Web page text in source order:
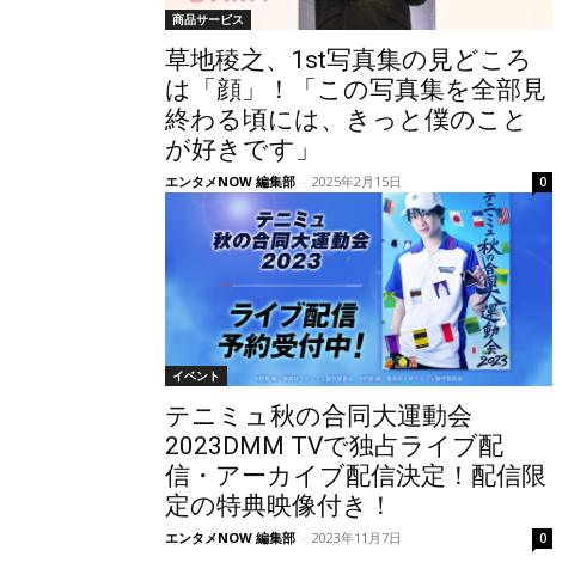
商品サービス
草地稜之、1st写真集の見どころ
は「顔」！「この写真集を全部見
終わる頃には、きっと僕のこと
が好きです」
エンタメNOW 編集部 - 2025年2月15日 0
イベント
テニミュ秋の合同大運動会
2023DMM TVで独占ライブ配
信・アーカイブ配信決定！配信限
定の特典映像付き！
エンタメNOW 編集部 - 2023年11月7日 0